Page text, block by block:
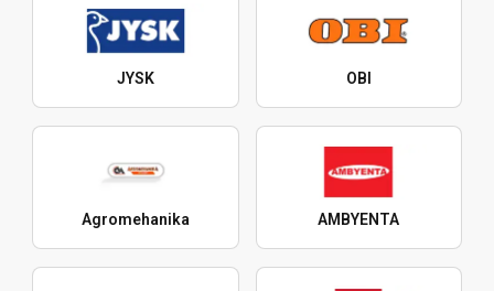
JYSK OBI
Agromehanika AMBYENTA